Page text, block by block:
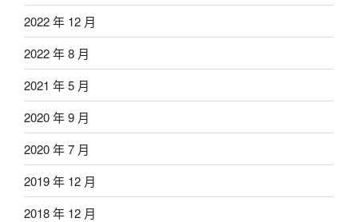
2022 年 12 月
2022 年 8 月
2021 年 5 月
2020 年 9 月
2020 年 7 月
2019 年 12 月
2018 年 12 月